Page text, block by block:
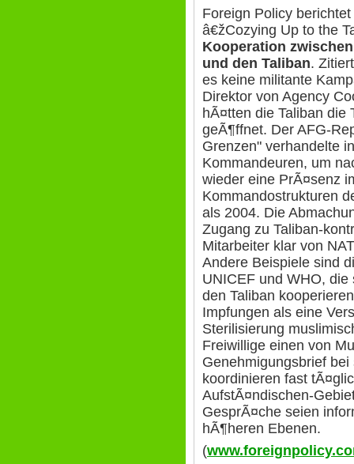
Foreign Policy
â€žCozying Up to the
Kooperation
und den Taliban.
es keine militante
Direktor von Agency
hÃ¤tten die Taliban
geÃ¶ffnet. Der AFG-
Grenzen" verhandelte
Kommandeuren, um
wieder eine PrÃ¤senz
Kommandostrukturen
als 2004. Die
Zugang zu Taliban-
Mitarbeiter klar von
Andere Beispiele sind
UNICEF und WHO,
den Taliban
Impfungen als eine
Sterilisierung
Freiwillige einen von
Genehmigungsbrief
koordinieren fast
AufstÃ¤ndischen-
GesprÃ¤che seien
hÃ¶heren Ebenen.
(